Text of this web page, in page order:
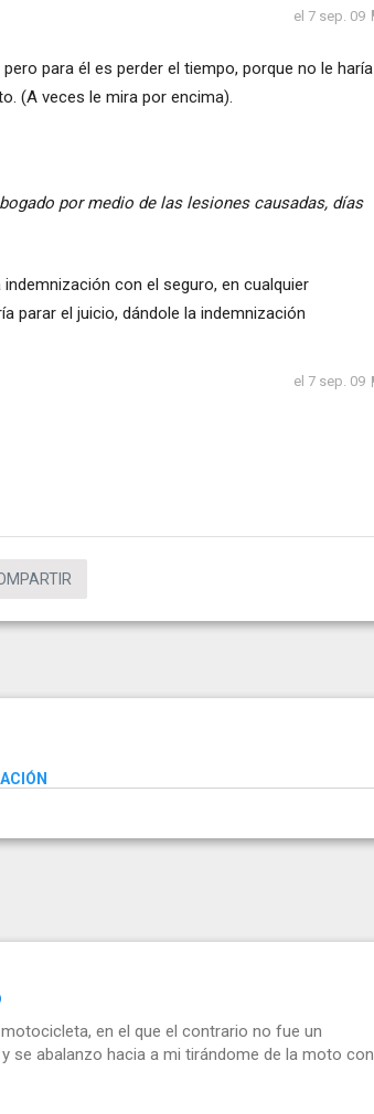
el 7 sep. 09
para él es perder el tiempo, porque no le haría
(A veces le mira por encima).
por medio de las lesiones causadas, días
con el seguro, en cualquier
parar el juicio, dándole la indemnización
el 7 sep. 09
en el que el contrario no fue un
se abalanzo hacia a mi tirándome de la moto con